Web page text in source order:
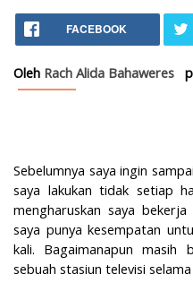
Home
Kerja
Tips Tetap
FACEBOOK
Oleh Rach Alida Bahaweres
Sebelumnya saya ingin
saya lakukan tidak setiap
mengharuskan saya
saya punya kesempatan
kali. Bagaimanapun masih
sebuah stasiun televisi